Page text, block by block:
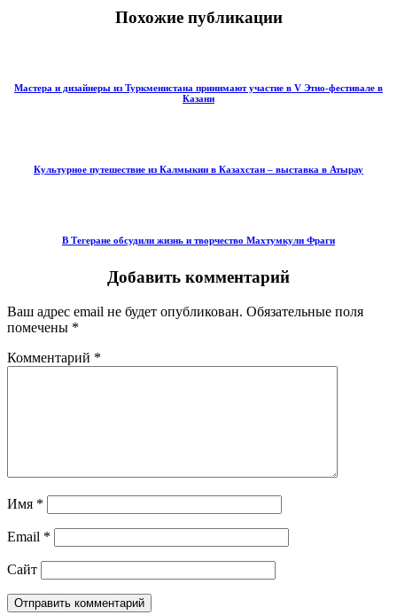
Похожие публикации
Мастера и дизайнеры из Туркменистана принимают участие в V Этно-фестивале в
Казани
Культурное путешествие из Калмыкии в Казахстан – выставка в Атырау
В Тегеране обсудили жизнь и творчество Махтумкули Фраги
Добавить комментарий
Ваш адрес email не будет опубликован. Обязательные поля
помечены *
Комментарий *
Имя *
Email *
Сайт